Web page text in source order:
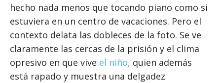
hecho nada menos que tocando piano como si
estuviera en un centro de vacaciones. Pero el
contexto delata las dobleces de la foto. Se ve
claramente las cercas de la prisión y el clima
opresivo en que vive el niño, quien además
está rapado y muestra una delgadez